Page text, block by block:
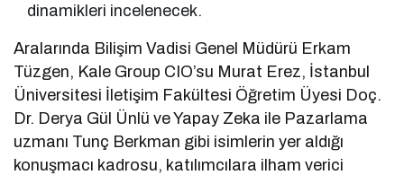
dinamikleri incelenecek.
Aralarında Bilişim Vadisi Genel Müdürü Erkam
Tüzgen, Kale Group CIO’su Murat Erez, İstanbul
Üniversitesi İletişim Fakültesi Öğretim Üyesi Doç.
Dr. Derya Gül Ünlü ve Yapay Zeka ile Pazarlama
uzmanı Tunç Berkman gibi isimlerin yer aldığı
konuşmacı kadrosu, katılımcılara ilham verici